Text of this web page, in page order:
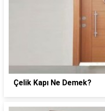
Çelik Kapı Ne Demek?